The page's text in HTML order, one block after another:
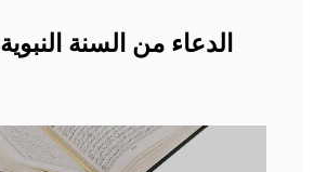
الدعاء من السنة النبوية